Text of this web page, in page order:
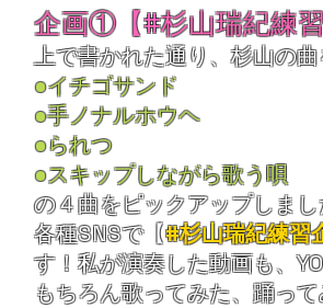
企画①【#杉山瑞紀練習
上で書かれた通り、杉山の
●イチゴサンド
●手ノナルホウヘ​
●られつ
●スキップしながら歌う唄
の４曲をピックアップしまし
各種SNSで【#杉山瑞紀練習
す ！私が演奏した動画も、
もちろん歌ってみた、踊っ